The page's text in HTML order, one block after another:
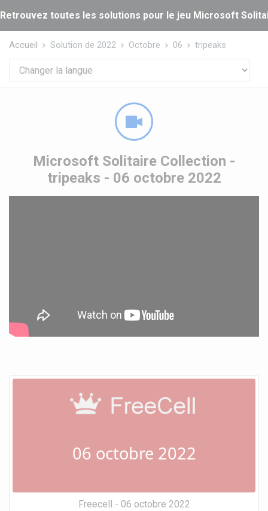
Retrouvez toutes les solutions pour le jeu Microsoft
Accueil Solution de 2022 Octobre 06 tripeaks
Microsoft Solitaire Collection -
tripeaks - 06 octobre 2022
06 octobre 2022
Freecell - 06 octobre 2022